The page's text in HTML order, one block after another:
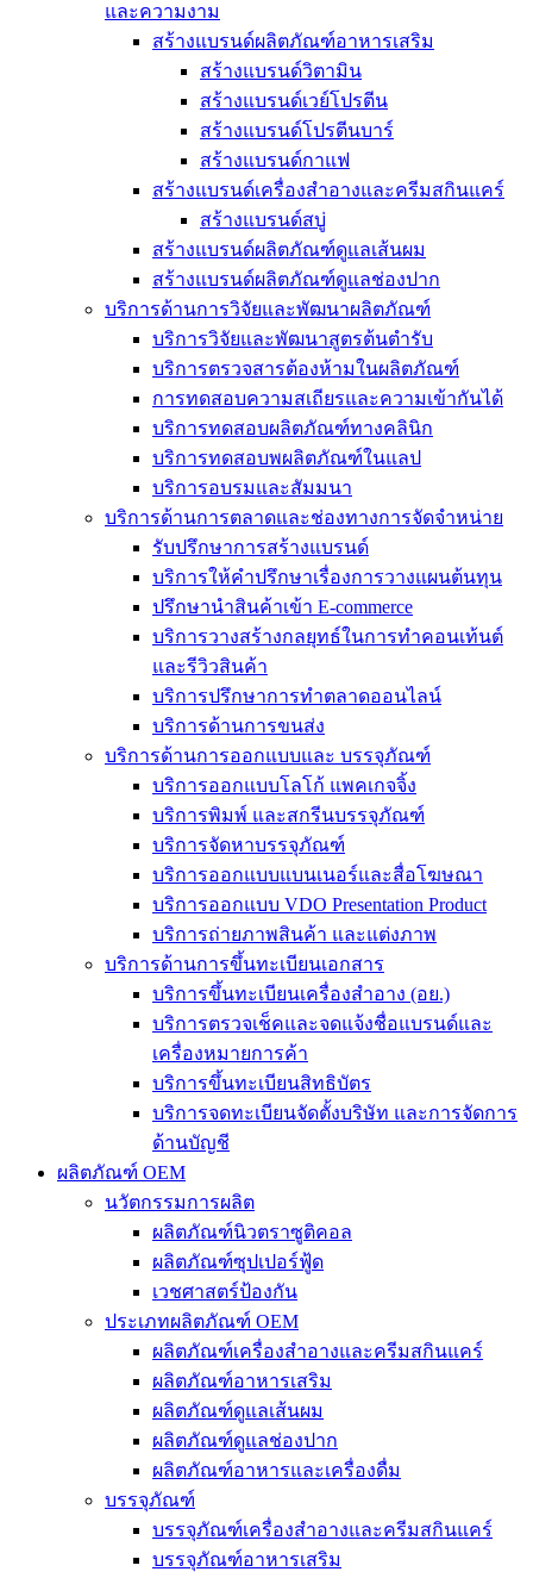
และความงาม
สร้างแบรนด์ผลิตภัณฑ์อาหารเสริม
สร้างแบรนด์วิตามิน
สร้างแบรนด์เวย์โปรตีน
สร้างแบรนด์โปรตีนบาร์
สร้างแบรนด์กาแฟ
สร้างแบรนด์เครื่องสำอางและครีมสกินแคร์
สร้างแบรนด์สบู่
สร้างแบรนด์ผลิตภัณฑ์ดูแลเส้นผม
สร้างแบรนด์ผลิตภัณฑ์ดูแลช่องปาก
บริการด้านการวิจัยและพัฒนาผลิตภัณฑ์
บริการวิจัยและพัฒนาสูตรต้นตำรับ
บริการตรวจสารต้องห้ามในผลิตภัณฑ์
การทดสอบความสเถียรและความเข้ากันได้
บริการทดสอบผลิตภัณฑ์ทางคลินิก
บริการทดสอบพผลิตภัณฑ์ในแลป
บริการอบรมและสัมมนา
บริการด้านการตลาดและช่องทางการจัดจำหน่าย
รับปรึกษาการสร้างแบรนด์
บริการให้คำปรึกษาเรื่องการวางแผนต้นทุน
ปรึกษานำสินค้าเข้า E-commerce
บริการวางสร้างกลยุทธ์ในการทำคอนเท้นต์
และรีวิวสินค้า
บริการปรึกษาการทำตลาดออนไลน์
บริการด้านการขนส่ง
บริการด้านการออกแบบและ บรรจุภัณฑ์
บริการออกแบบโลโก้ แพคเกจจิ้ง
บริการพิมพ์ และสกรีนบรรจุภัณฑ์
บริการจัดหาบรรจุภัณฑ์
บริการออกแบบแบนเนอร์และสื่อโฆษณา
บริการออกแบบ VDO Presentation Product
บริการถ่ายภาพสินค้า และแต่งภาพ
บริการด้านการขึ้นทะเบียนเอกสาร
บริการขึ้นทะเบียนเครื่องสำอาง (อย.)
บริการตรวจเช็คและจดแจ้งชื่อแบรนด์และ
เครื่องหมายการค้า
บริการขึ้นทะเบียนสิทธิบัตร
บริการจดทะเบียนจัดตั้งบริษัท และการจัดการ
ด้านบัญชี
ผลิตภัณฑ์ OEM
นวัตกรรมการผลิต
ผลิตภัณฑ์นิวตราซูติคอล
ผลิตภัณฑ์ซุปเปอร์ฟู้ด
เวชศาสตร์ป้องกัน
ประเภทผลิตภัณฑ์ OEM
ผลิตภัณฑ์เครื่องสำอางและครีมสกินแคร์
ผลิตภัณฑ์อาหารเสริม
ผลิตภัณฑ์ดูแลเส้นผม
ผลิตภัณฑ์ดูแลช่องปาก
ผลิตภัณฑ์อาหารและเครื่องดื่ม
บรรจุภัณฑ์
บรรจุภัณฑ์เครื่องสำอางและครีมสกินแคร์
บรรจุภัณฑ์อาหารเสริม